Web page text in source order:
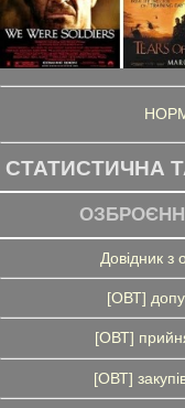
СТАТИСТИЧНА
Довідник з
[ОВТ]
[ОВТ]
[ОВТ]